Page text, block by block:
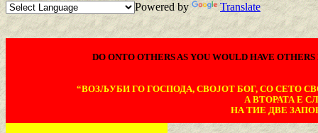
Powered by Translate
DO ONTO OTHERS AS YOU WOULD HAVE
“ВОЗЉУБИ ГО ГОСПОДА, СВОЈОТ БОГ, СО СЕТО
А ВТОРАТА Е
НА ТИЕ ДВЕ